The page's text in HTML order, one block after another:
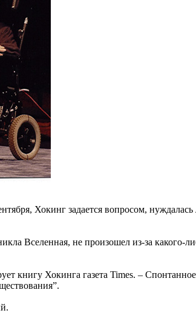
Хокинг задается вопросом, нуждалась
Вселенная, не произошел из-за какого-
книгу Хокинга газета Times. –